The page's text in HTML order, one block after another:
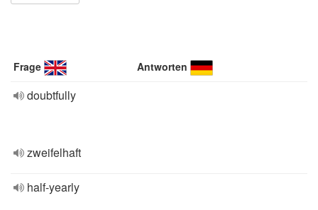
Frage Antworten
doubtfully
zweifelhaft
half-yearly